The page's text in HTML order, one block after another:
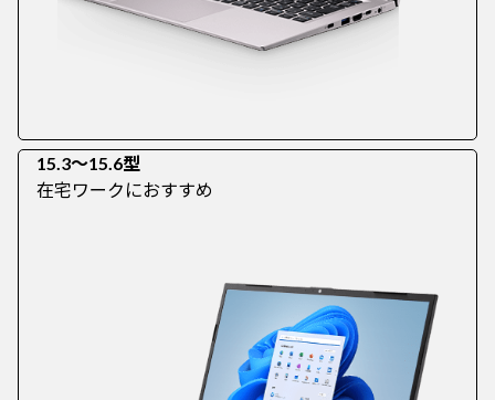
15.3～15.6型
在宅ワークにおすすめ